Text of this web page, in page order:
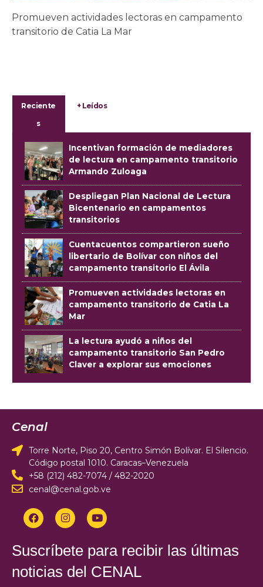
Promueven actividades lectoras en campamento
transitorio de Catia La Mar
Reciente
s
+ Leídos
Incentivan formación de mediadores
de lectura en campamento transitorio
Armando Zuloaga
Despliegan Plan Nacional de Lectura
Bicentenario en campamentos
transitorios
Cuentacuentos compartieron sueño
libertario de Bolívar con niños del
campamento transitorio El Ávila
Promueven actividades lectoras en
campamento transitorio de Catia La
Mar
La lectura ayudó a niños del
campamento transitorio San Pedro
Claver a explorar sus emociones
Cenal
Torre Norte, Piso 20, Centro Simón Bolívar. El Silencio.
Código postal 1010. Caracas–Venezuela
+58 (212) 482-7074 / 482-2020
cenal@cenal.gob.ve
Suscríbete para recibir las últimas
noticias del CENAL